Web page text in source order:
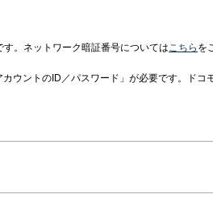
。ネットワーク暗証番号についてはこちら を
ウントのID／パスワード」が必要です。ドコ